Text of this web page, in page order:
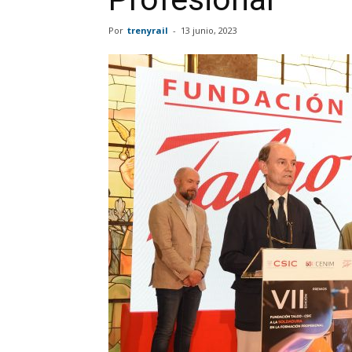
Por trenyrail - 13 junio, 2023